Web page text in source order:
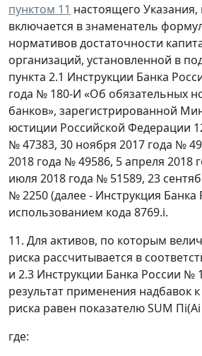
пунктом 11 настоящего
включается в знаменатель
нормативов достаточности
организаций, установленной в
пункта 2.1 Инструкции Банка
года № 180-И «Об обязательных
банков», зарегистрированной
юстиции Российской Федерации
№ 47383, 30 ноября 2017 года №
2018 года № 49586, 5 апреля 2018
июля 2018 года № 51589, 23
№ 2250 (далее - Инструкция
использованием кода 8769.i.
11. Для активов, по которым
риска рассчитывается в
и 2.3 Инструкции Банка России №
результат применения надбавок
риска равен показателю SUM Пi(Ai
где: